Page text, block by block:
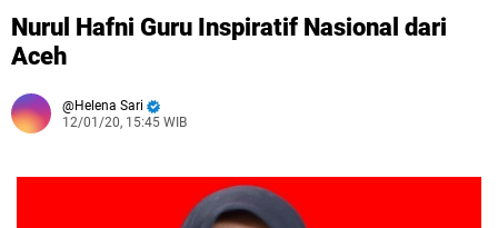
Nurul Hafni Guru Inspiratif Nasional dari
Aceh
Helena Sari
12/01/20, 15:45 WIB